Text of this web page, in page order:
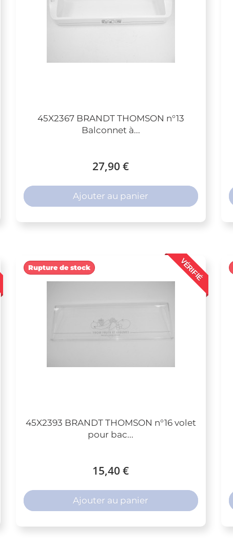
45X2367 BRANDT THOMSON n°13
Balconnet à...
27,90 €
Ajouter au panier
VÉRIFIÉ
45X2393 BRANDT THOMSON n°16 volet
pour bac...
15,40 €
Rupture de stock
Ajouter au panier